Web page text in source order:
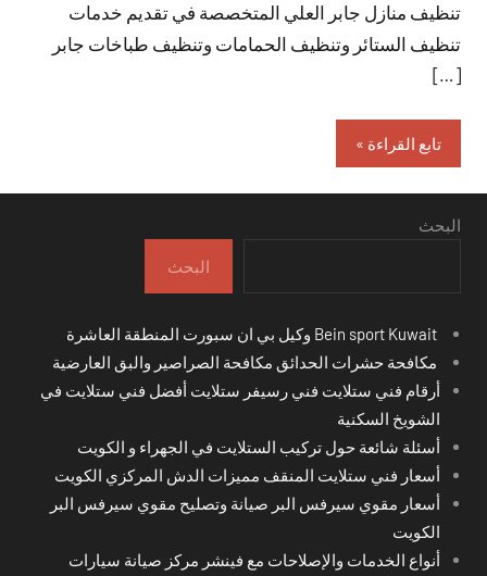
تنظيف منازل جابر العلي المتخصصة في تقديم خدمات
تنظيف الستائر وتنظيف الحمامات وتنظيف طباخات جابر
[…]
تابع القراءة
البحث
البحث
مكافحة حشرات الحدائق مكافحة الصراصير والبق العارضية
أرقام فني ستلايت فني رسيفر ستلايت أفضل فني ستلايت في
الشويخ السكنية
أسئلة شائعة حول تركيب الستلايت في الجهراء و الكويت
أسعار فني ستلايت المنقف مميزات الدش المركزي الكويت
أسعار مقوي سيرفس البر صيانة وتصليح مقوي سيرفس البر
الكويت
أنواع الخدمات والإصلاحات مع فينشر مركز صيانة سيارات